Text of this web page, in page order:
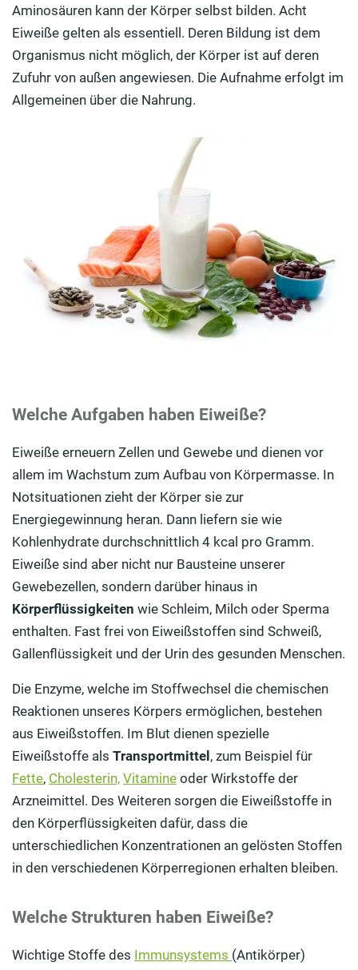
Aminosäuren kann der Körper selbst bilden. Acht
Eiweiße gelten als essentiell. Deren Bildung ist dem
Organismus nicht möglich, der Körper ist auf deren
Zufuhr von außen angewiesen. Die Aufnahme erfolgt im
Allgemeinen über die Nahrung.
Welche Aufgaben haben Eiweiße?
Eiweiße erneuern Zellen und Gewebe und dienen vor
allem im Wachstum zum Aufbau von Körpermasse. In
Notsituationen zieht der Körper sie zur
Energiegewinnung heran. Dann liefern sie wie
Kohlenhydrate durchschnittlich 4 kcal pro Gramm.
Eiweiße sind aber nicht nur Bausteine unserer
Gewebezellen, sondern darüber hinaus in
Körperflüssigkeiten wie Schleim, Milch oder Sperma
enthalten. Fast frei von Eiweißstoffen sind Schweiß,
Gallenflüssigkeit und der Urin des gesunden Menschen.
Die Enzyme, welche im Stoffwechsel die chemischen
Reaktionen unseres Körpers ermöglichen, bestehen
aus Eiweißstoffen. Im Blut dienen spezielle
Eiweißstoffe als Transportmittel , zum Beispiel für
Fette, Cholesterin, Vitamine oder Wirkstoffe der
Arzneimittel. Des Weiteren sorgen die Eiweißstoffe in
den Körperflüssigkeiten dafür, dass die
unterschiedlichen Konzentrationen an gelösten Stoffen
in den verschiedenen Körperregionen erhalten bleiben.
Welche Strukturen haben Eiweiße?
Wichtige Stoffe des Immunsystems (Antikörper)